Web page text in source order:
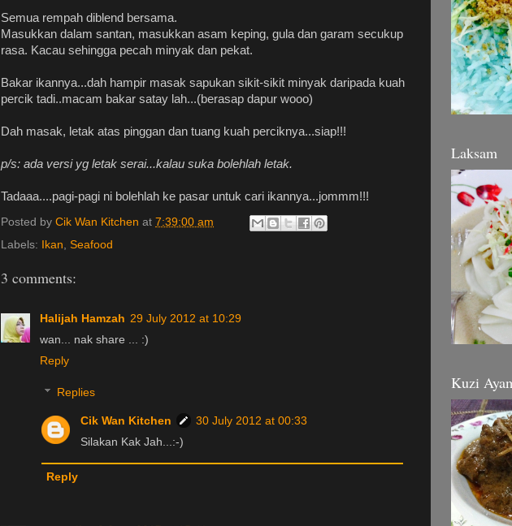
Semua rempah diblend bersama.
Masukkan dalam santan, masukkan asam keping, gula dan garam secukup
rasa. Kacau sehingga pecah minyak dan pekat.
Bakar ikannya...dah hampir masak sapukan sikit-sikit minyak daripada kuah
percik tadi..macam bakar satay lah...(berasap dapur wooo)
Dah masak, letak atas pinggan dan tuang kuah perciknya...siap!!!
p/s: ada versi yg letak serai...kalau suka bolehlah letak.
Tadaaa....pagi-pagi ni bolehlah ke pasar untuk cari ikannya...jommm!!!
Posted by Cik Wan Kitchen at 7:39:00 am
Labels:
Ikan, Seafood
3 comments:
Halijah Hamzah 29 July 2012 at 10:29
wan... nak share ... :)
Reply
Replies
Cik Wan Kitchen
30 July 2012 at 00:33
Silakan Kak Jah...:-)
Reply
Laksam
Kuzi